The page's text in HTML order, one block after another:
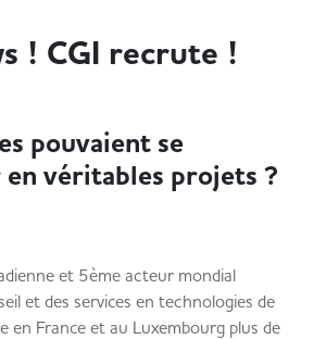
! CGI recrute !
pouvaient se
véritables projets ?
et 5ème acteur mondial
et des services en technologies de
en France et au Luxembourg plus de